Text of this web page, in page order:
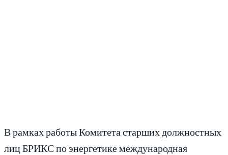
В рамках работы Комитета старших должностных
лиц БРИКС по энергетике международная